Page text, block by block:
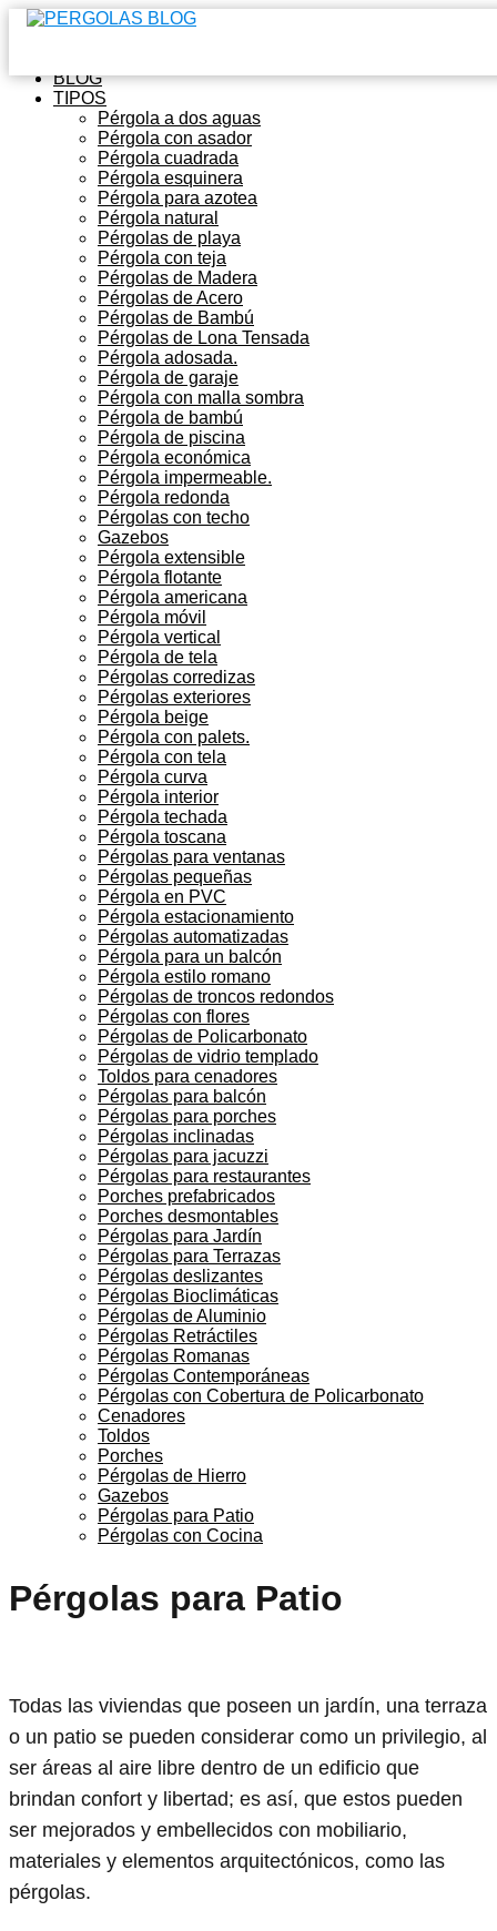
BLOG
TIPOS
Pérgola a dos aguas
Pérgola con asador
Pérgola cuadrada
Pérgola esquinera
Pérgola para azotea
Pérgola natural
Pérgolas de playa
Pérgola con teja
Pérgolas de Madera
Pérgolas de Acero
Pérgolas de Bambú
Pérgolas de Lona Tensada
Pérgola adosada.
Pérgola de garaje
Pérgola con malla sombra
Pérgola de bambú
Pérgola de piscina
Pérgola económica
Pérgola impermeable.
Pérgola redonda
Pérgolas con techo
Gazebos
Pérgola extensible
Pérgola flotante
Pérgola americana
Pérgola móvil
Pérgola vertical
Pérgola de tela
Pérgolas corredizas
Pérgolas exteriores
Pérgola beige
Pérgola con palets.
Pérgola con tela
Pérgola curva
Pérgola interior
Pérgola techada
Pérgola toscana
Pérgolas para ventanas
Pérgolas pequeñas
Pérgola en PVC
Pérgola estacionamiento
Pérgolas automatizadas
Pérgola para un balcón
Pérgola estilo romano
Pérgolas de troncos redondos
Pérgolas con flores
Pérgolas de Policarbonato
Pérgolas de vidrio templado
Toldos para cenadores
Pérgolas para balcón
Pérgolas para porches
Pérgolas inclinadas
Pérgolas para jacuzzi
Pérgolas para restaurantes
Porches prefabricados
Porches desmontables
Pérgolas para Jardín
Pérgolas para Terrazas
Pérgolas deslizantes
Pérgolas Bioclimáticas
Pérgolas de Aluminio
Pérgolas Retráctiles
Pérgolas Romanas
Pérgolas Contemporáneas
Pérgolas con Cobertura de Policarbonato
Cenadores
Toldos
Porches
Pérgolas de Hierro
Gazebos
Pérgolas para Patio
Pérgolas con Cocina
Pérgolas para Patio
Todas las viviendas que poseen un jardín, una terraza
o un patio se pueden considerar como un privilegio, al
ser áreas al aire libre dentro de un edificio que
brindan confort y libertad; es así, que estos pueden
ser mejorados y embellecidos con mobiliario,
materiales y elementos arquitectónicos, como las
pérgolas.